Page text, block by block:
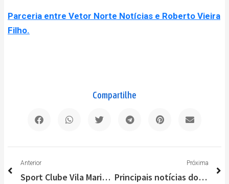
Parceria entre Vetor Norte Notícias e Roberto Vieira
Filho.
Compartilhe
Anterior
Sport Clube Vila Maria estreia com goleada fora de casa na Copa Itatiaia 2021/22
Próxima
Principais notícias do Brasil e do Mundo nesta quinta-feira (23/12)